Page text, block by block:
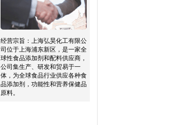
经营宗旨： 上海弘昊化工有限公
司位于上海浦东新区，是一家全
球性食品添加剂和配料供应商，
公司集生产、研发和贸易于一
体，为全球食品行业供应各种食
品添加剂，功能性和营养保健品
原料。